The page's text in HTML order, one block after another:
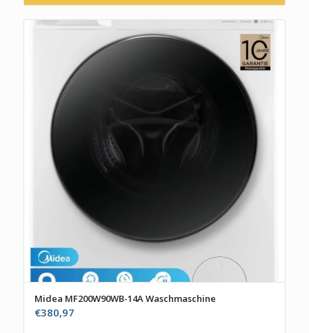
Midea MF200W90WB-14A Waschmaschine
€380,97